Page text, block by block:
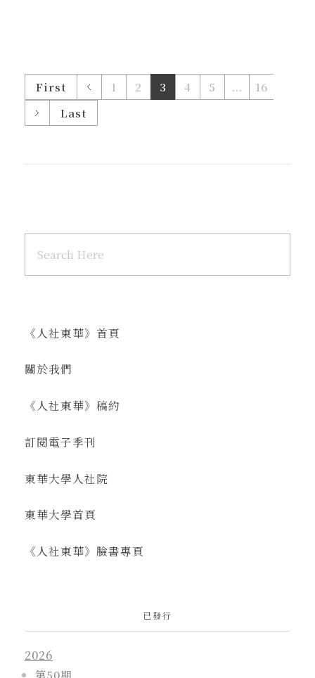
First 1 2 3 4 5 ...
16
Last
《人社東華》首頁
關於我們
《人社東華》稿約
訂閱電子季刊
東華大學人社院
東華大學首頁
《人社東華》臉書專頁
已發行
2026
第50期